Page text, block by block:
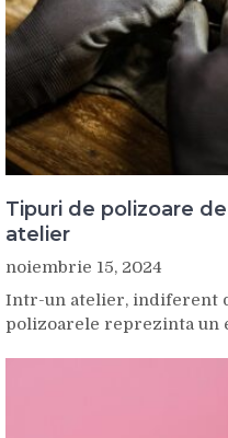
Tipuri de polizoare
atelier
noiembrie 15, 2024
Intr-un atelier, indiferent
polizoarele reprezinta un